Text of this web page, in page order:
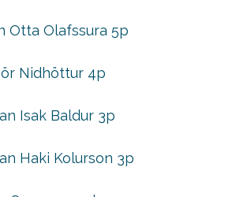
Otta Olafssura 5p
Nidhöttur 4p
Isak Baldur 3p
Haki Kolurson 3p